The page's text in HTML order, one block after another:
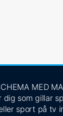
MED
som gillar
sport på tv